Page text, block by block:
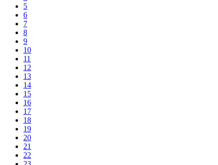
5
6
7
8
9
10
11
12
13
14
15
16
17
18
19
20
21
22